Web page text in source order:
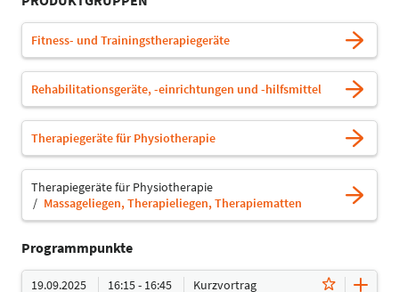
Fitness- und Trainingstherapiegeräte
Rehabilitationsgeräte, -einrichtungen und -hilfsmittel
Therapiegeräte für Physiotherapie
Therapiegeräte für Physiotherapie
Massageliegen, Therapieliegen, Therapiematten
Programmpunkte
19.09.2025 16:15 - 16:45 Kurzvortrag